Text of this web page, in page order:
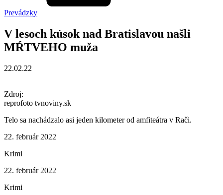
Prevádzky
V lesoch kúsok nad Bratislavou našli
MŔTVEHO muža
22.02.22
Zdroj:
reprofoto tvnoviny.sk
Telo sa nachádzalo asi jeden kilometer od amfiteátra v Rači.
22. február 2022
Krimi
22. február 2022
Krimi